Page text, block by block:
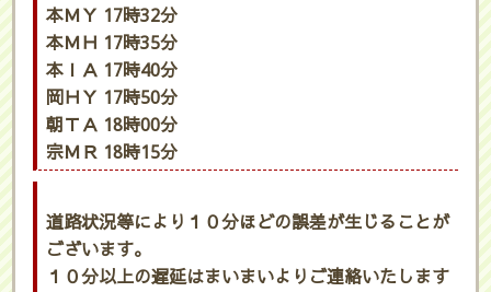
本ＭＹ 17時32分
本ＭＨ 17時35分
本ＩＡ 17時40分
岡ＨＹ 17時50分
朝ＴＡ 18時00分
宗ＭＲ 18時15分
道路状況等により１０分ほどの誤差が生じることが
ございます。
１０分以上の遅延はまいまいよりご連絡いたします